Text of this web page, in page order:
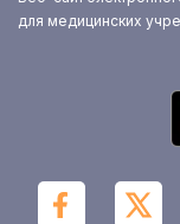
для медицинских